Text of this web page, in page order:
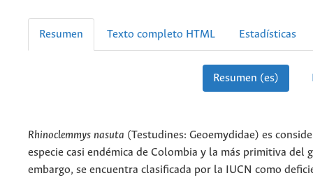
Resumen Texto completo HTML Estadísticas
Resumen (es)
Rhinoclemmys nasuta (Testudines: Geoemydidae) es
especie casi endémica de Colombia y la más primitiva del
embargo, se encuentra clasificada por la IUCN como